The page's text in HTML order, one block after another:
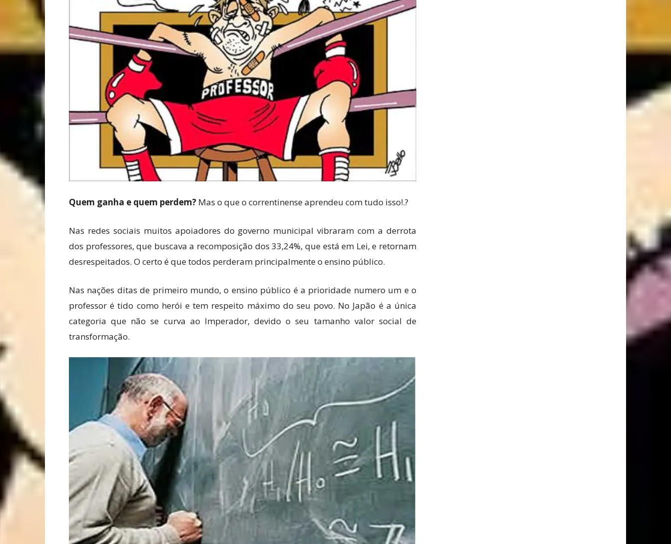
Quem ganha e quem perdem? Mas o que o correntinense aprendeu com tudo isso!.?
Nas redes sociais muitos apoiadores do governo municipal vibraram com a derrota
dos professores, que buscava a recomposição dos 33,24%, que está em Lei, e retornam
desrespeitados. O certo é que todos perderam principalmente o ensino público.
Nas nações ditas de primeiro mundo, o ensino público é a prioridade numero um e o
professor é tido como herói e tem respeito máximo do seu povo. No Japão é a única
categoria que não se curva ao Imperador, devido o seu tamanho valor social de
transformação.